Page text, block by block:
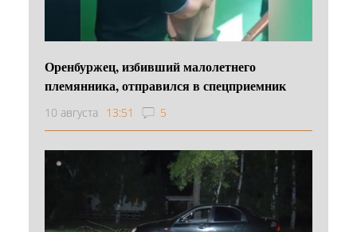
Оренбуржец, избивший малолетнего
племянника, отправился в спецприемник
10 августа 13:51 5